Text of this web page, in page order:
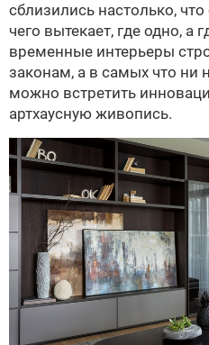
сблизились настолько,
чего вытекает, где одно, а
време­н­ные интерьеры
законам, а в самых что ни
можно встретить
артхаусную живопись.